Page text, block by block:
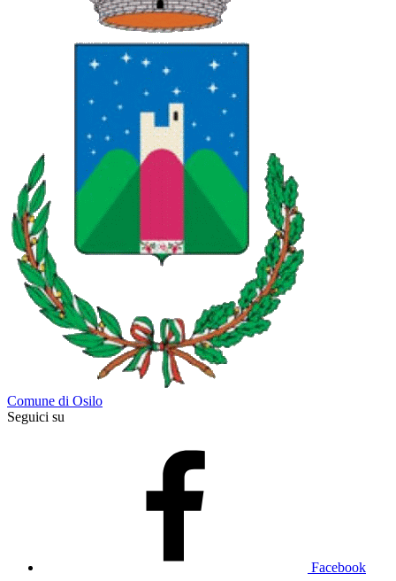
Comune di Osilo
Seguici su
Facebook